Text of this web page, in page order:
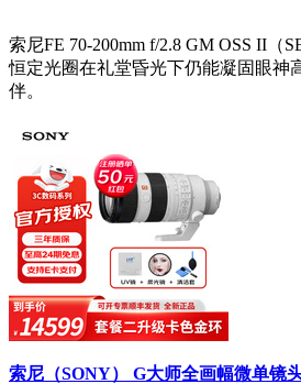
索尼FE 70-200mm f/2.8 GM OSS II
恒定光圈在礼堂昏光下仍能凝固眼神
伴。
索尼（SONY） G大师全画幅微单镜